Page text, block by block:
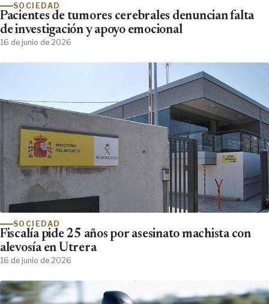
SOCIEDAD
Pacientes de tumores cerebrales denuncian falta
de investigación y apoyo emocional
16 de junio de 2026
SOCIEDAD
Fiscalía pide 25 años por asesinato machista con
alevosía en Utrera
16 de junio de 2026